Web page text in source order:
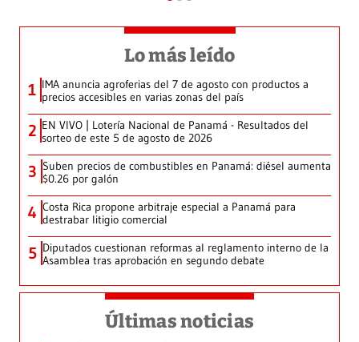
Lo más leído
1 IMA anuncia agroferias del 7 de agosto con productos a
precios accesibles en varias zonas del país
2 EN VIVO | Lotería Nacional de Panamá - Resultados del
sorteo de este 5 de agosto de 2026
3 Suben precios de combustibles en Panamá: diésel aumenta
$0.26 por galón
4 Costa Rica propone arbitraje especial a Panamá para
destrabar litigio comercial
5 Diputados cuestionan reformas al reglamento interno de la
Asamblea tras aprobación en segundo debate
Últimas noticias